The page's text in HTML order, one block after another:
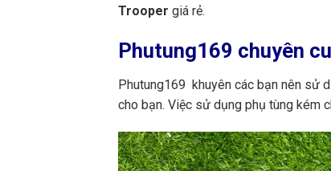
Trooper giá rẻ.
Phutung169 chuyên
Phutung169 khuyên các bạn nên sử
cho bạn. Việc sử dụng phụ tùng kém